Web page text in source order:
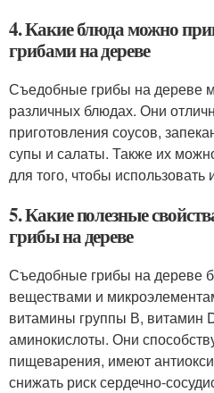
4. Какие блюда можно
грибами на дереве
Съедобные грибы на дереве
различных блюдах. Они
приготовления соусов,
супы и салаты. Также их
для того, чтобы
5. Какие полезные
грибы на дереве
Съедобные грибы на дереве
веществами и
витамины группы В, витамин
аминокислоты. Они
пищеварения, имеют
снижать риск сердечно-